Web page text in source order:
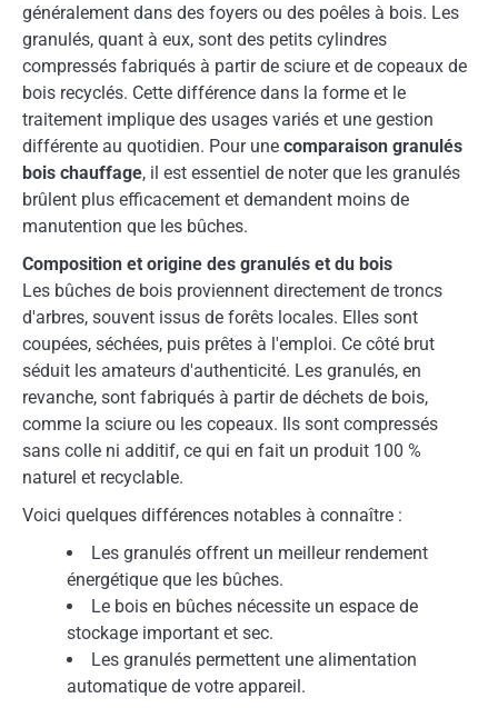
généralement dans des foyers ou des poêles à bois. Les
granulés, quant à eux, sont des petits cylindres
compressés fabriqués à partir de sciure et de copeaux de
bois recyclés. Cette différence dans la forme et le
traitement implique des usages variés et une gestion
différente au quotidien. Pour une comparaison granulés
bois chauffage, il est essentiel de noter que les granulés
brûlent plus efficacement et demandent moins de
manutention que les bûches.
Composition et origine des granulés et du bois
Les bûches de bois proviennent directement de troncs
d'arbres, souvent issus de forêts locales. Elles sont
coupées, séchées, puis prêtes à l'emploi. Ce côté brut
séduit les amateurs d'authenticité. Les granulés, en
revanche, sont fabriqués à partir de déchets de bois,
comme la sciure ou les copeaux. Ils sont compressés
sans colle ni additif, ce qui en fait un produit 100 %
naturel et recyclable.
Voici quelques différences notables à connaître :
Les granulés offrent un meilleur rendement
énergétique que les bûches.
Le bois en bûches nécessite un espace de
stockage important et sec.
Les granulés permettent une alimentation
automatique de votre appareil.